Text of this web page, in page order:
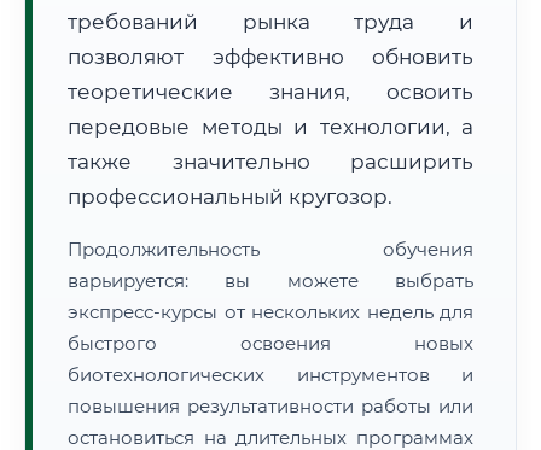
Расчет логистики оригиналов:
• Маршрут транзита:~3 319 км
• Экспресс-доставка СДЭК / Почтой: 5–7 рабочих дней
📜 Документы и аккредитация ФИС ФРДО
Нажмите на документ для увеличения и просмотра
требований рынка труда и
позволяют эффективно обновить
теоретические знания, освоить
передовые методы и технологии, а
также значительно расширить
профессиональный кругозор.
Продолжительность обучения
варьируется: вы можете выбрать
экспресс-курсы от нескольких недель для
быстрого освоения новых
биотехнологических инструментов и
повышения результативности работы или
остановиться на длительных программах